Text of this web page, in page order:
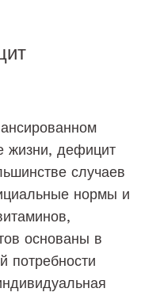
жизни, дефицит
случаев
нормы и
основаны в
потребности